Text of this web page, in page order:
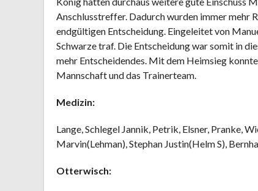
Anschlusstreffer. Dadurch wurden immer mehr
endgültigen Entscheidung. Eingeleitet von
Schwarze traf. Die Entscheidung war somit in
mehr Entscheidendes. Mit dem Heimsieg
Mannschaft und das Trainerteam.
Medizin:
Lange, Schlegel Jannik, Petrik, Elsner, Pranke,
Marvin(Lehman), Stephan Justin(Helm S),
Otterwisch: